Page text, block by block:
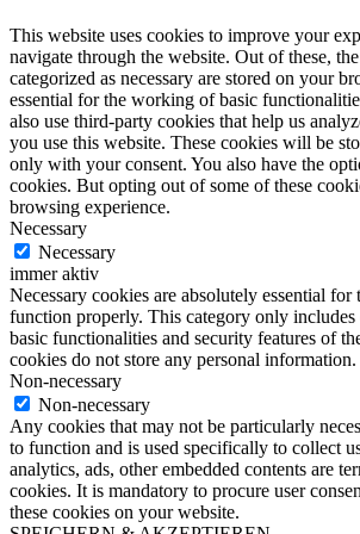
This website uses cookies to improve your
navigate through the website. Out of these,
categorized as necessary are stored on your
essential for the working of basic
also use third-party cookies that help us
you use this website. These cookies will be
only with your consent. You also have the
cookies. But opting out of some of these
browsing experience.
Necessary
Necessary
immer aktiv
Necessary cookies are absolutely essential for
function properly. This category only includes
basic functionalities and security features of
cookies do not store any personal information.
Non-necessary
Non-necessary
Any cookies that may not be particularly
to function and is used specifically to collect
analytics, ads, other embedded contents are
cookies. It is mandatory to procure user
these cookies on your website.